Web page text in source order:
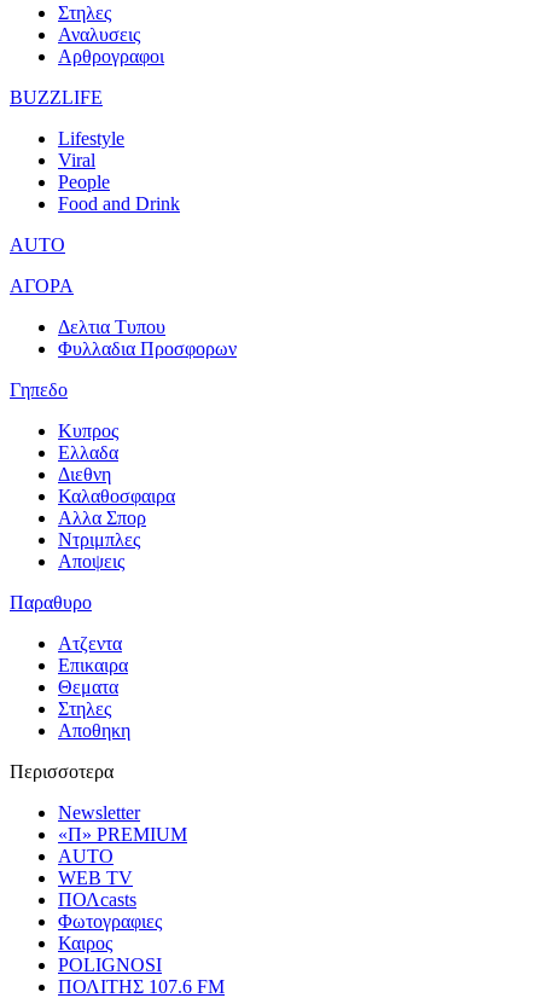
Στηλες
Αναλυσεις
Αρθρογραφοι
BUZZLIFE
Lifestyle
Viral
People
Food and Drink
AUTO
ΑΓΟΡΑ
Δελτια Τυπου
Φυλλαδια Προσφορων
Γηπεδο
Κυπρος
Ελλαδα
Διεθνη
Καλαθοσφαιρα
Αλλα Σπορ
Ντριμπλες
Αποψεις
Παραθυρο
Ατζεντα
Επικαιρα
Θεματα
Στηλες
Αποθηκη
Περισσοτερα
Newsletter
«Π» PREMIUM
AUTO
WEB TV
ΠΟΛcasts
Φωτογραφιες
Καιρος
POLIGNOSI
ΠΟΛΙΤΗΣ 107.6 FM